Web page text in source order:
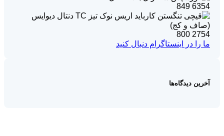
6354
849
2754
800
ما را در اینستاگرام دنبال کنید
آخرین دیدگاه‌ها